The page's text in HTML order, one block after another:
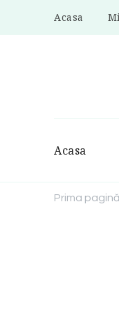
Acasa
Acasa
Prima pagină